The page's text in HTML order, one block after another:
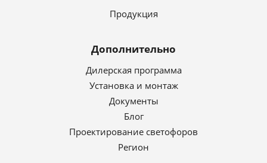
Продукция
Дополнительно
Дилерская программа
Установка и монтаж
Документы
Блог
Проектирование светофоров
Регион